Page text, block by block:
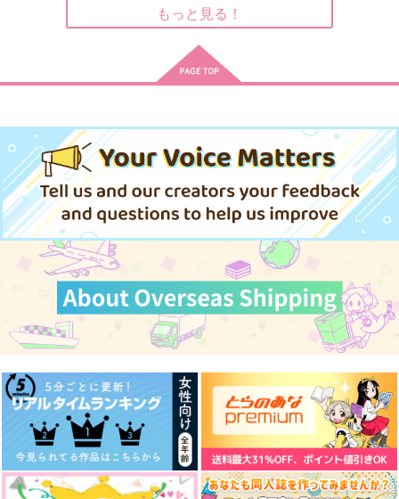
サンプル サンプル
作品詳細
サンプル
アイドルは歯が命！！
あわわ！
715円（税込）
サンプル
作品詳細
すべてのさいわいをか
けてねがう
朝のおこげ
1,100円（税込）
天城燐音×椎名ニキ
サンプル
作品詳細
溢れてる
120秒
円（税込）
サンプル
作品詳細
ある理由
まんぷく亭
専売 472円（税込）
あんさんぶるスターズ！
椎名ニキ×天城燐音
サンプル
カート
まんぷく亭
専売 787円（税込）
椎名ニキ×天城燐音
サンプル
もっと見る！